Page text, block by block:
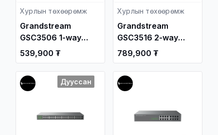
Хурлын төхөөрөмж
Grandstream
GSC3506 1-way
Public Address SIP
Speaker / Зарлан
Мэдээлэх /
539,900 ₮
Хурлын төхөөрөмж
Grandstream
GSC3516 2-way
SIP/Multicast Talk-
Back Speaker /
Зарлан Мэдээлэх /
789,900 ₮
Дууссан